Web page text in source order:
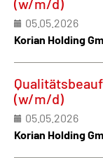
(w/m/d)
05.05.2026
Korian Holding
(w/m/d)
05.05.2026
Korian Holding